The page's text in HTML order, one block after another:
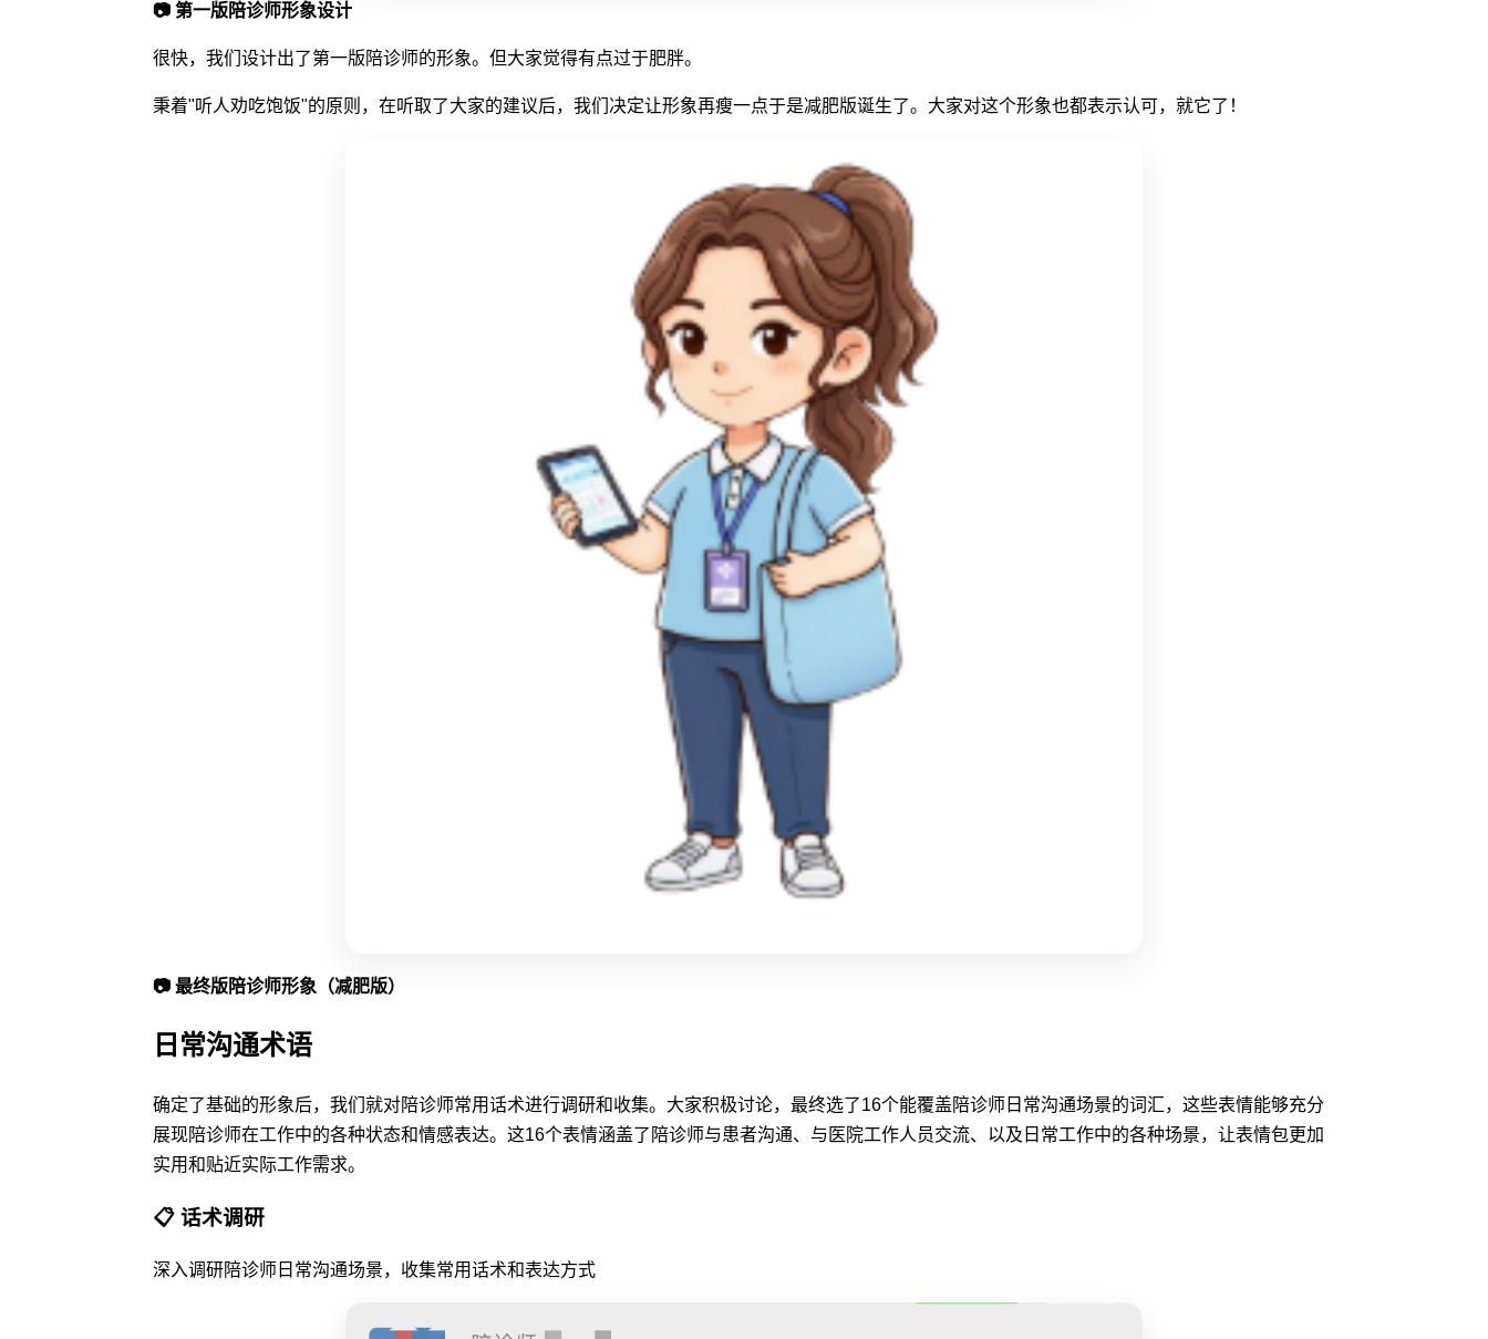
📷 第一版陪诊师形象设计
很快，我们设计出了第一版陪诊师的形象。但大家觉得有点过于肥胖。
秉着"听人劝吃饱饭"的原则，在听取了大家的建议后，我们决定让形象再瘦一点于是减肥版诞生了。大家对这个形象也都表示认可，就它了！
📷 最终版陪诊师形象（减肥版）
日常沟通术语
确定了基础的形象后，我们就对陪诊师常用话术进行调研和收集。大家积极讨论，最终选了16个能覆盖陪诊师日常沟通场景的词汇，这些表情能够充分
展现陪诊师在工作中的各种状态和情感表达。这16个表情涵盖了陪诊师与患者沟通、与医院工作人员交流、以及日常工作中的各种场景，让表情包更加
实用和贴近实际工作需求。
📋 话术调研
深入调研陪诊师日常沟通场景，收集常用话术和表达方式